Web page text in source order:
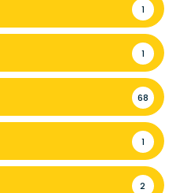
1
1
68
1
2